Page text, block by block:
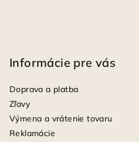
Informácie pre vás
Doprava a platba
Zľavy
Výmena a vrátenie tovaru
Reklamácie